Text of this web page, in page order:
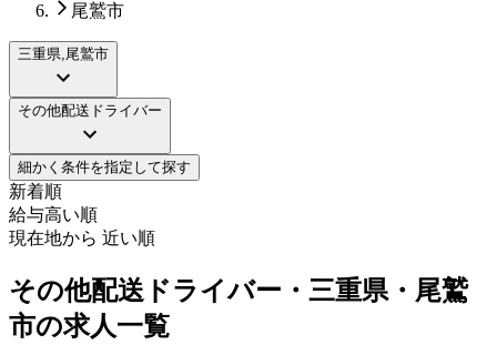
尾鷲市
三重県,尾鷲市
その他配送ドライバー
細かく条件を指定して探す
新着順
給与高い順
現在地から 近い順
その他配送ドライバー・三重県・尾鷲
市の求人一覧